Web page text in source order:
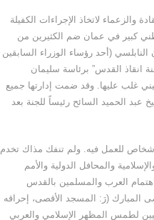
لاتخاذ الإجراءات الكفيلة
الإسلامي. فعقد في خريف 1967 اجتماع وطني كبير في عمان ضم الكثيرين من
النابلسي (أحد رؤساء الوزراء السابقين
انقاذ القدس” برئاسة سليمان
غلب عليها. وقد ضمت إدارتها جميع
الحميد السائح رئيساً للجنة بعد
للعمل فيه. ولم تنفك مذاك تخدم
والمحافل الدولية والأمم
العرب والمسلمين بالقدس
المبارك (رَ: المسجد الأقصى، إحراقه
لطمس المظهر الإسلامي والعربي